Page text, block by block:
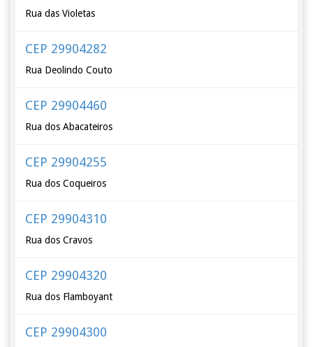
Rua das Violetas
CEP 29904282
Rua Deolindo Couto
CEP 29904460
Rua dos Abacateiros
CEP 29904255
Rua dos Coqueiros
CEP 29904310
Rua dos Cravos
CEP 29904320
Rua dos Flamboyant
CEP 29904300